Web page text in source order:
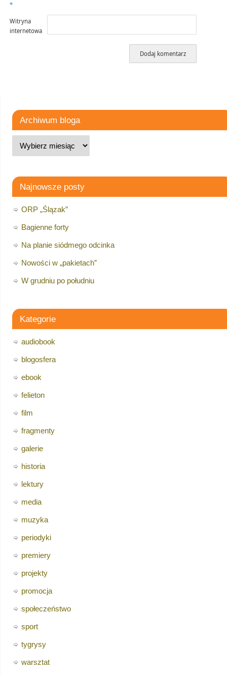
*
Witryna
internetowa
Archiwum bloga
Najnowsze posty
ORP „Ślązak”
Bagienne forty
Na planie siódmego odcinka
Nowości w „pakietach”
W grudniu po południu
Kategorie
audiobook
blogosfera
ebook
felieton
film
fragmenty
galerie
historia
lektury
media
muzyka
periodyki
premiery
projekty
promocja
społeczeństwo
sport
tygrysy
warsztat